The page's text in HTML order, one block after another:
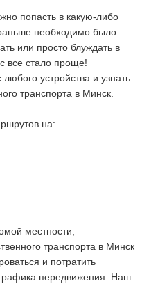
попасть в какую-либо
необходимо было
или просто блуждать в
все стало проще!
любого устройства и узнать
транспорта в Минск.
на:
местности,
транспорта в Минск
и потратить
передвижения. Наш